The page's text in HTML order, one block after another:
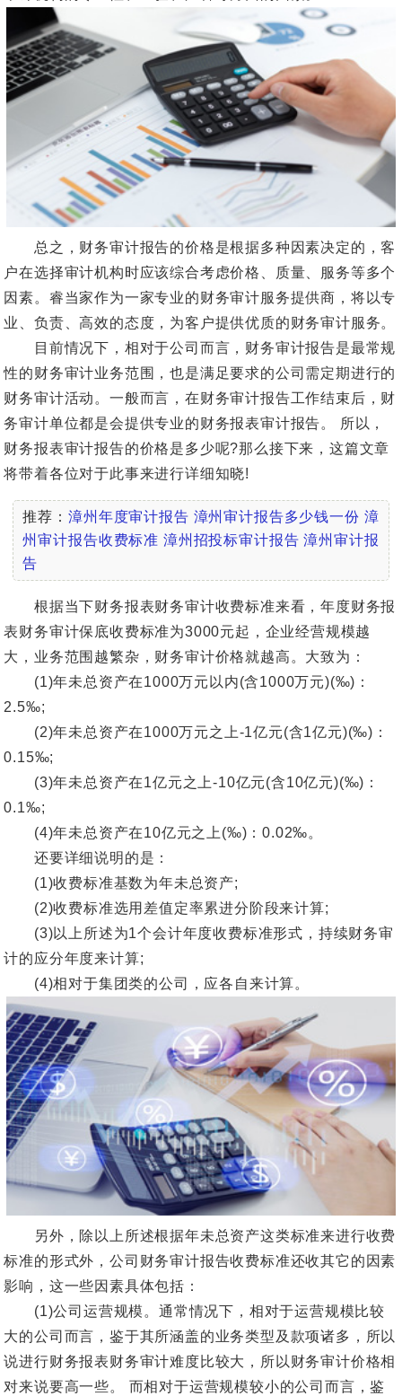
总之，财务审计报告的价格是根据多种因素决定的，客
户在选择审计机构时应该综合考虑价格、质量、服务等多个
因素。睿当家作为一家专业的财务审计服务提供商，将以专
业、负责、高效的态度，为客户提供优质的财务审计服务。
目前情况下，相对于公司而言，财务审计报告是最常规
性的财务审计业务范围，也是满足要求的公司需定期进行的
财务审计活动。一般而言，在财务审计报告工作结束后，财
务审计单位都是会提供专业的财务报表审计报告。 所以，
财务报表审计报告的价格是多少呢?那么接下来，这篇文章
将带着各位对于此事来进行详细知晓!
推荐：漳州年度审计报告 漳州审计报告多少钱一份 漳
州审计报告收费标准 漳州招投标审计报告 漳州审计报
告
根据当下财务报表财务审计收费标准来看，年度财务报
表财务审计保底收费标准为3000元起，企业经营规模越
大，业务范围越繁杂，财务审计价格就越高。大致为：
(1)年未总资产在1000万元以内(含1000万元)(‰)：
2.5‰;
(2)年未总资产在1000万元之上-1亿元(含1亿元)(‰)：
0.15‰;
(3)年未总资产在1亿元之上-10亿元(含10亿元)(‰)：
0.1‰;
(4)年未总资产在10亿元之上(‰)：0.02‰。
还要详细说明的是：
(1)收费标准基数为年未总资产;
(2)收费标准选用差值定率累进分阶段来计算;
(3)以上所述为1个会计年度收费标准形式，持续财务审
计的应分年度来计算;
(4)相对于集团类的公司，应各自来计算。
另外，除以上所述根据年未总资产这类标准来进行收费
标准的形式外，公司财务审计报告收费标准还收其它的因素
影响，这一些因素具体包括：
(1)公司运营规模。通常情况下，相对于运营规模比较
大的公司而言，鉴于其所涵盖的业务类型及款项诸多，所以
说进行财务报表财务审计难度比较大，所以财务审计价格相
对来说要高一些。 而相对于运营规模较小的公司而言，鉴